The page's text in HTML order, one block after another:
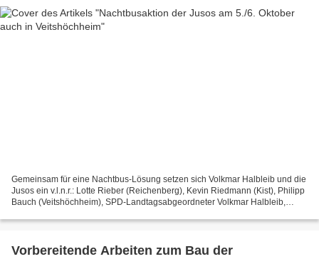
Gemeinsam für eine Nachtbus-Lösung setzen sich Volkmar Halbleib und die
Jusos ein v.l.n.r.: Lotte Rieber (Reichenberg), Kevin Riedmann (Kist), Philipp
Bauch (Veitshöchheim), SPD-Landtagsabgeordneter Volkmar Halbleib,
Vorbereitende Arbeiten zum Bau der